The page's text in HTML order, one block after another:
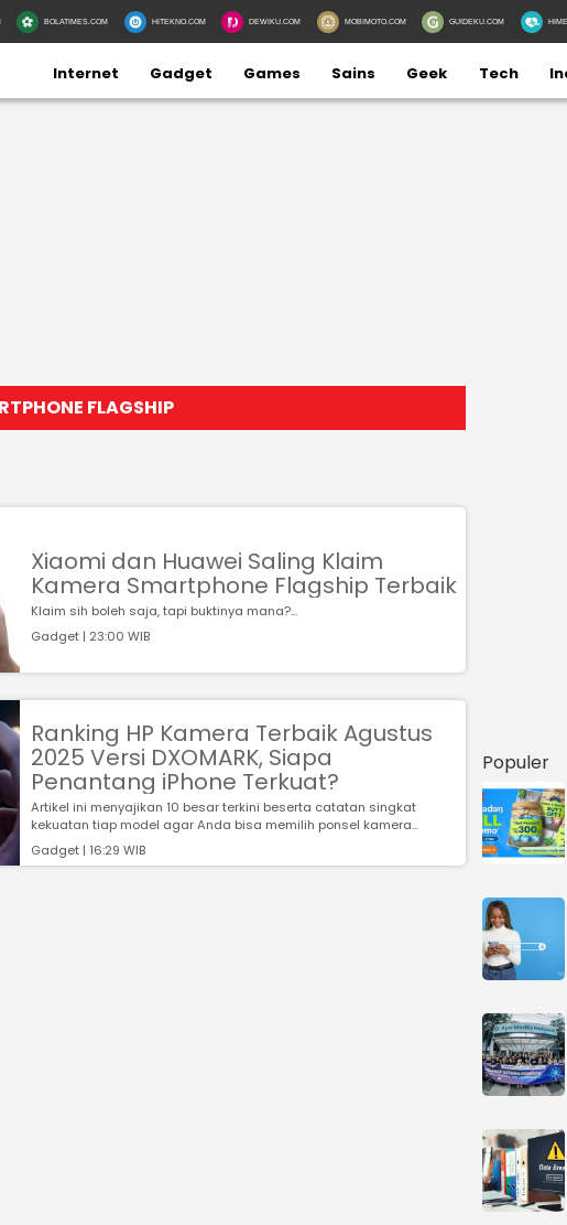
BOLATIMES.COM HITEKNO.COM DEWIKU.COM MOBIMOTO.COM GUIDEKU.COM
Internet Gadget Games Sains Geek Tech
FLAGSHIP
Xiaomi dan Huawei Saling Klaim
Kamera Smartphone Flagship Terbaik
Klaim sih boleh saja, tapi buktinya mana?...
Gadget | 23:00 WIB
Ranking HP Kamera Terbaik Agustus
2025 Versi DXOMARK, Siapa
Penantang iPhone Terkuat?
Artikel ini menyajikan 10 besar terkini beserta catatan singkat
kekuatan tiap model agar Anda bisa memilih ponsel kamera...
Gadget | 16:29 WIB
Populer